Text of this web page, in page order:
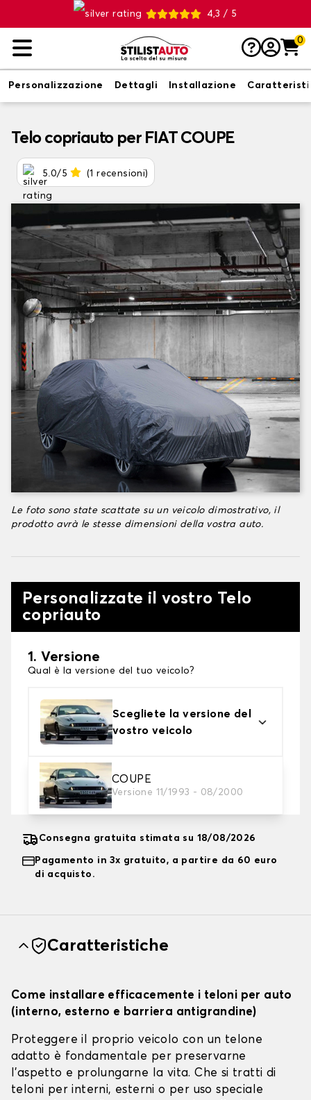
4,3 / 5
0
Personalizzazione Dettagli Installazione
Telo copriauto per FIAT COUPE
5.0/5 (1 recensioni)
Le foto sono state scattate su un veicolo dimostrativo, il
prodotto avrà le stesse dimensioni della vostra auto.
Personalizzate il vostro Telo
copriauto
1. Versione
Qual è la versione del tuo veicolo?
Scegliete la versione del
vostro veicolo
COUPE
Versione 11/1993 - 08/2000
2. Livello di protezione
Scegli il telo protettivo adatto alle tue esigenze
Consegna gratuita stimata su 18/08/2026
Pagamento in 3x gratuito, a partire da 60 euro
di acquisto.
Caratteristiche
Come installare efficacemente i teloni per auto
(interno, esterno e barriera antigrandine)
Proteggere il proprio veicolo con un telone
adatto è fondamentale per preservarne
l'aspetto e prolungarne la vita. Che si tratti di
teloni per interni, esterni o per uso speciale